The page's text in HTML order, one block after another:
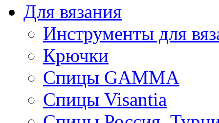
Для вязания
Инструменты для
Крючки
Спицы GAMMA
Спицы Visantia